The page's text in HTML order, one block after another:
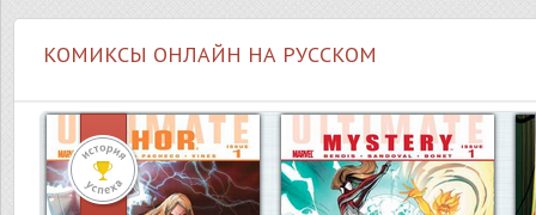
КОМИКСЫ ОНЛАЙН НА РУССКОМ